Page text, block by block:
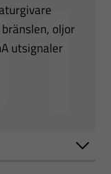
oljor
utsignaler